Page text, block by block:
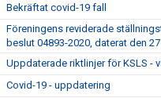
Bekräftat covid-19 fall
Föreningens reviderade
beslut 04893-2020, daterat den
Uppdaterade riktlinjer för KSLS -
Covid-19 - uppdatering